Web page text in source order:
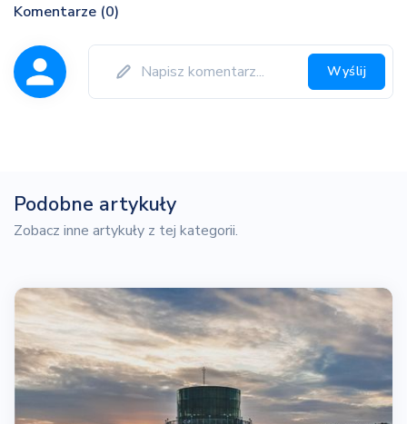
Komentarze (0)
Wyślij
Podobne artykuły
Zobacz inne artykuły z tej kategorii.